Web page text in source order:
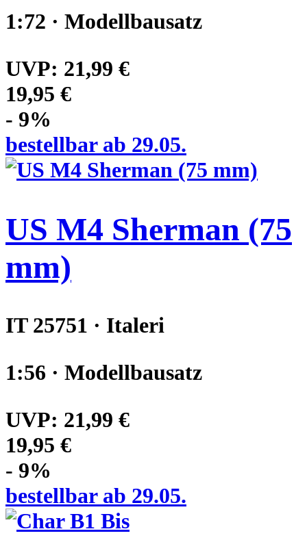
1:72 · Modellbausatz
UVP: 21,99 €
19,95 €
- 9%
bestellbar ab 29.05.
US M4 Sherman (75
mm)
IT 25751 · Italeri
1:56 · Modellbausatz
UVP: 21,99 €
19,95 €
- 9%
bestellbar ab 29.05.